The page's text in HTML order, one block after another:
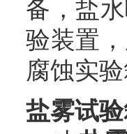
备 ，盐
验装置 ，
腐蚀实
盐雾试